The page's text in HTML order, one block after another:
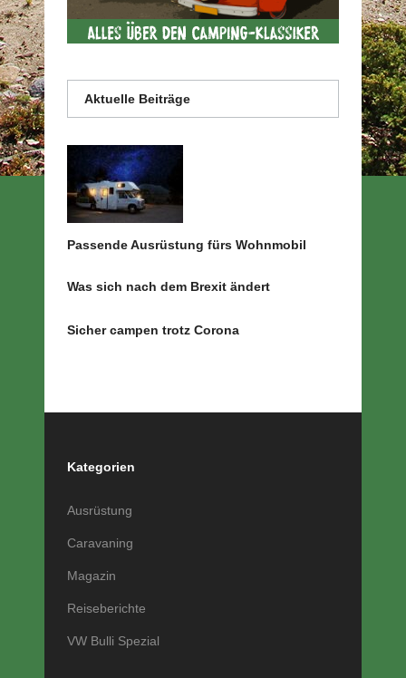
Aktuelle Beiträge
Passende Ausrüstung fürs Wohnmobil
Was sich nach dem Brexit ändert
Sicher campen trotz Corona
Kategorien
Ausrüstung
Caravaning
Magazin
Reiseberichte
VW Bulli Spezial